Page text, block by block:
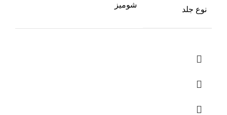
نوع جلد
شومیز